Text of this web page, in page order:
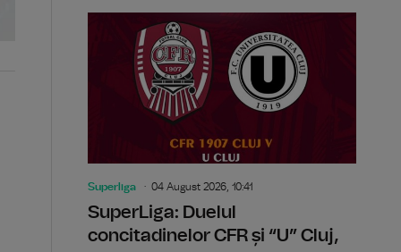
Superliga 04 August 2026, 10:41
SuperLiga: Duelul
concitadinelor CFR și “U” Cluj,